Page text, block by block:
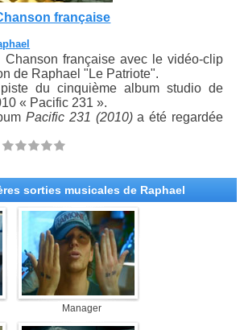
française
Chanson française avec le vidéo-clip
de Raphael "Le Patriote".
du cinquième album studio de
« Pacific 231 ».
Pacific 231 (2010)a été regardée
sorties musicales de Raphael
Manager